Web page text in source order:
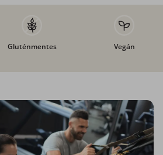
Gluténmentes Vegán